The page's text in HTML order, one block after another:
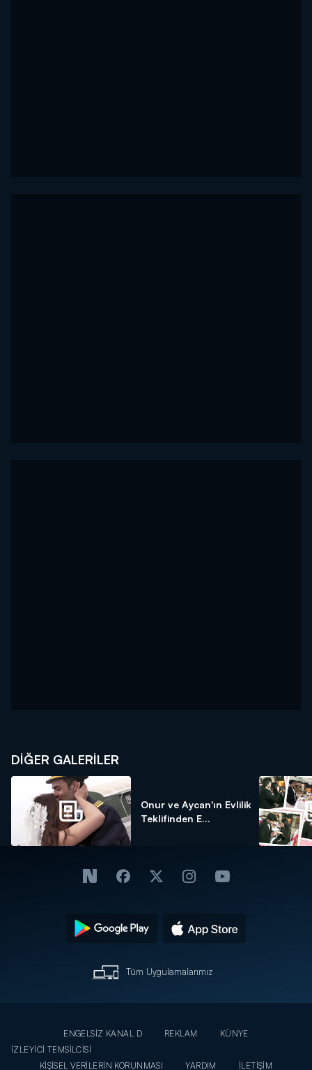
DİĞER GALERİLER
Onur ve Aycan'ın Evlilik
Teklifinden E...
Tüm Uygulamalarımız
ENGELSİZ KANAL D REKLAM
KÜNYE
İZLEYİCİ TEMSİLCİSİ
KİŞİSEL VERİLERİN KORUNMASI
YARDIM İLETİŞİM